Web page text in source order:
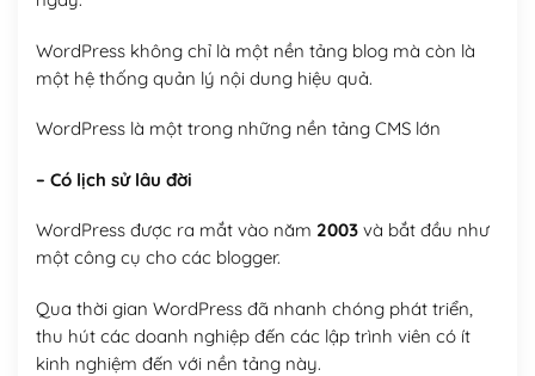
WordPress không chỉ là một nền tảng blog mà còn là
một hệ thống quản lý nội dung hiệu quả.
WordPress là một trong những nền tảng CMS lớn
– Có lịch sử lâu đời
WordPress được ra mắt vào năm 2003và bắt đầu như
một công cụ cho các blogger.
Qua thời gian WordPress đã nhanh chóng phát triển,
thu hút các doanh nghiệp đến các lập trình viên có ít
kinh nghiệm đến với nền tảng này.